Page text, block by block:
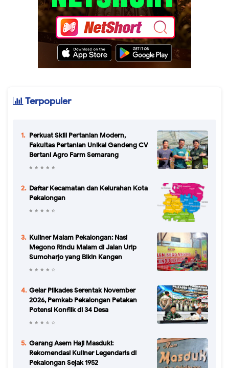
Terpopuler
Perkuat Skill Pertanian Modern,
Fakultas Pertanian Unikal Gandeng CV
Bertani Agro Farm Semarang
Daftar Kecamatan dan Kelurahan Kota
Pekalongan
Kuliner Malam Pekalongan: Nasi
Megono Rindu Malam di Jalan Urip
Sumoharjo yang Bikin Kangen
Gelar Pilkades Serentak November
2026, Pemkab Pekalongan Petakan
Potensi Konflik di 34 Desa
Garang Asem Haji Masduki:
Rekomendasi Kuliner Legendaris di
Pekalongan Sejak 1952